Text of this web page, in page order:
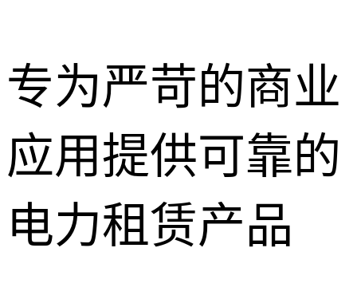
专为严苛的商业
应用提供可靠的
电力租赁产品
深圳租赁服
惠州租赁服
务
东莞租赁服